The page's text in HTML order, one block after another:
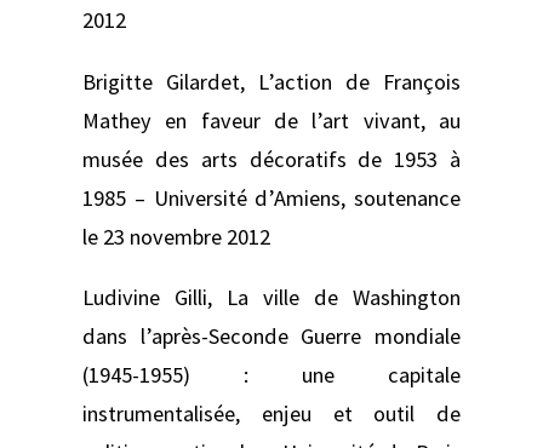
2012
Brigitte Gilardet, L’action de François
Mathey en faveur de l’art vivant, au
musée des arts décoratifs de 1953 à
1985 – Université d’Amiens, soutenance
le 23 novembre 2012
Ludivine Gilli, La ville de Washington
dans l’après-Seconde Guerre mondiale
(1945-1955) : une capitale
instrumentalisée, enjeu et outil de